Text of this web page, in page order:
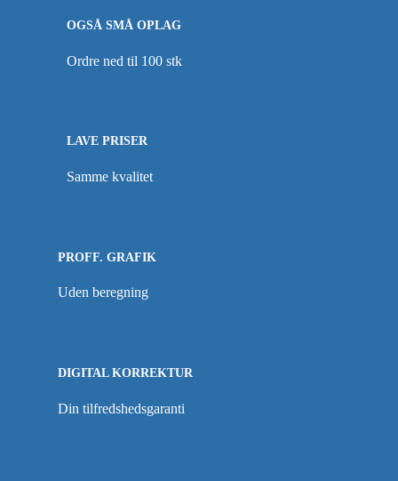
OGSÅ SMÅ OPLAG
Ordre ned til 100 stk
LAVE PRISER
Samme kvalitet
PROFF. GRAFIK
Uden beregning
DIGITAL KORREKTUR
Din tilfredshedsgaranti